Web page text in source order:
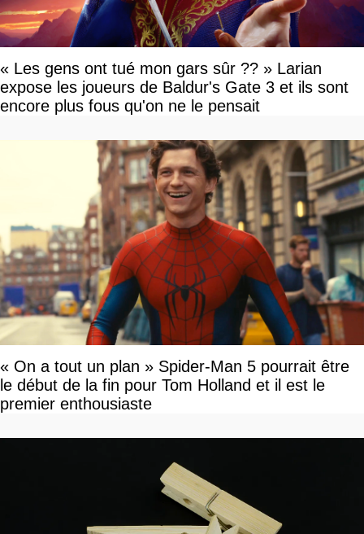
« Les gens ont tué mon gars sûr ?? » Larian
expose les joueurs de Baldur's Gate 3 et ils sont
encore plus fous qu'on ne le pensait
« On a tout un plan » Spider-Man 5 pourrait être
le début de la fin pour Tom Holland et il est le
premier enthousiaste